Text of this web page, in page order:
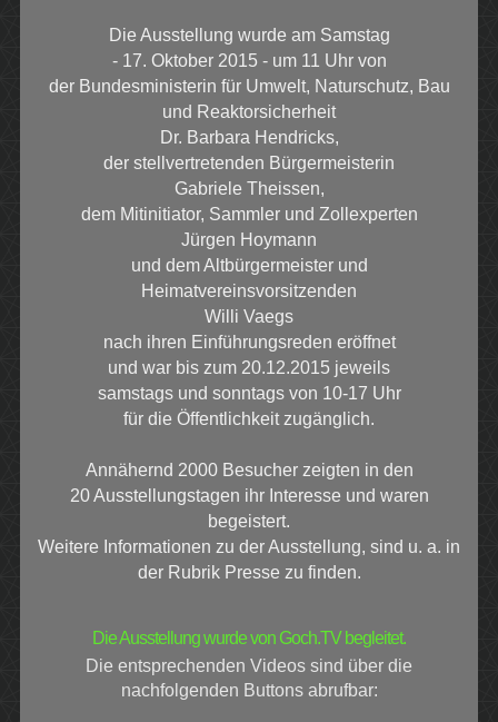
Die Ausstellung wurde am Samstag
- 17. Oktober 2015 - um 11 Uhr von
der Bundesministerin für Umwelt, Naturschutz, Bau
und Reaktorsicherheit
Dr. Barbara Hendricks,
der stellvertretenden Bürgermeisterin
Gabriele Theissen,
dem Mitinitiator, Sammler und Zollexperten
Jürgen Hoymann
und dem Altbürgermeister und
Heimatvereinsvorsitzenden
Willi Vaegs
nach ihren Einführungsreden eröffnet
und war bis zum 20.12.2015 jeweils
samstags und sonntags von 10-17 Uhr
für die Öffentlichkeit zugänglich.
Annähernd 2000 Besucher zeigten in den
20 Ausstellungstagen ihr Interesse und waren
begeistert.
Weitere Informationen zu der Ausstellung, sind u. a. in
der Rubrik Presse zu finden.
Die Ausstellung wurde von Goch.TV begleitet.
Die entsprechenden Videos sind über die
nachfolgenden Buttons abrufbar: